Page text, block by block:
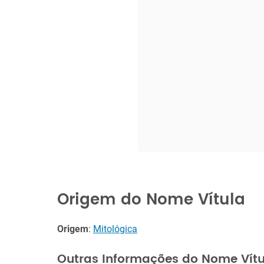
Origem do Nome Vítula
Origem: Mitológica
Outras Informações do Nome